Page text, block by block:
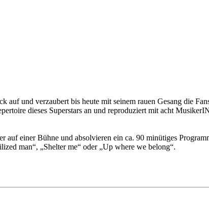
auf und verzaubert bis heute mit seinem rauen Gesang die
dieses Superstars an und reproduziert mit acht
auf einer Bühne und absolvieren ein ca. 90 minütiges
man“, „Shelter me“ oder „Up where we belong“.